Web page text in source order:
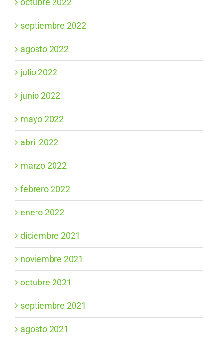
octubre 2022
septiembre 2022
agosto 2022
julio 2022
junio 2022
mayo 2022
abril 2022
marzo 2022
febrero 2022
enero 2022
diciembre 2021
noviembre 2021
octubre 2021
septiembre 2021
agosto 2021